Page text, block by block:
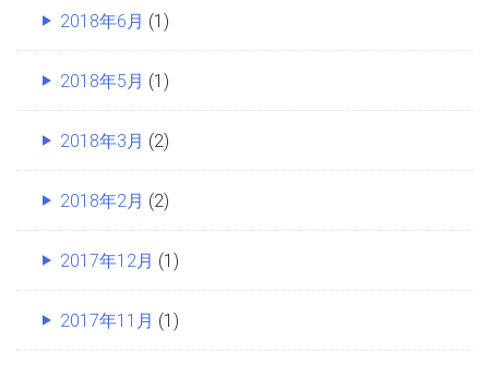
2018年6月 (1)
2018年5月 (1)
2018年3月 (2)
2018年2月 (2)
2017年12月 (1)
2017年11月 (1)